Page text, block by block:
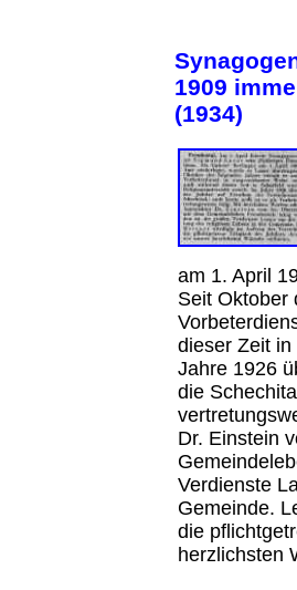
1909
(1934)
am 1. April
Seit Oktober
dieser Zeit in
Jahre 1926
die
Dr. Einstein
Verdienste
Gemeinde.
die